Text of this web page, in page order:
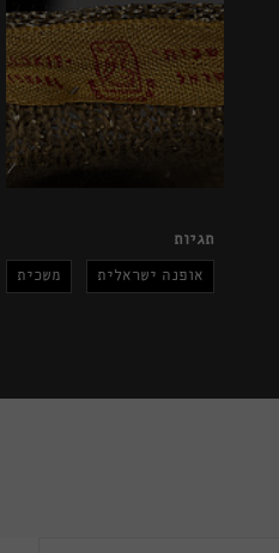
תגיות
אופנה ישראלית משכית